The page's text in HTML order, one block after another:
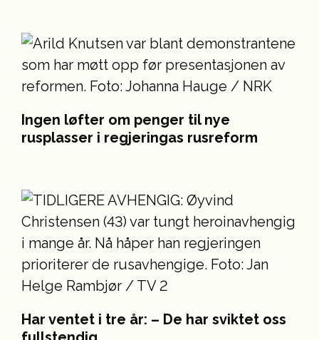
Ingen løfter om penger til nye
rusplasser i regjeringas rusreform
Har ventet i tre år: – De har sviktet oss